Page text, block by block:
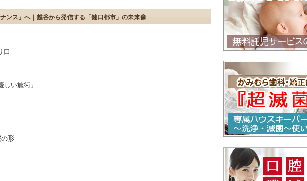
ンス」へ｜越谷から発信する「健口都市」の未来像
口
い施術」
形